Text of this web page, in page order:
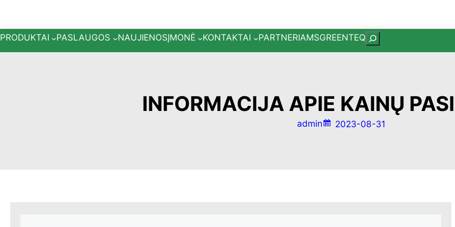
turinio
PRODUKTAI PASLAUGOS NAUJIENOSĮMONĖ KONTAKTAI PARTNERIAMSGREENTEQP
a
k
a
INFORMACIJA APIE KAINŲ
admin 2023-08-31